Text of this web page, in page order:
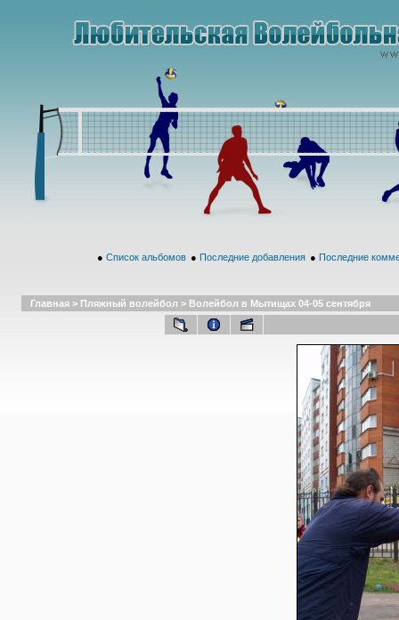
● Список альбомов ● Последние добавления ● Последние
Главная > Пляжный волейбол > Волейбол в Мытищах 04-05 сентября